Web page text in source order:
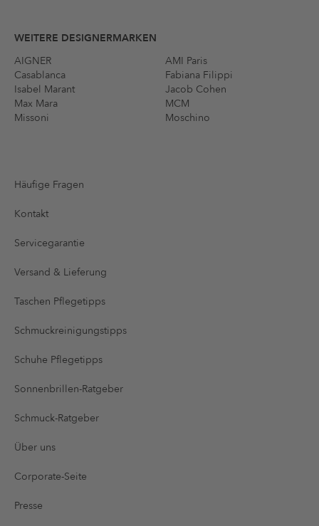
WEITERE DESIGNERMARKEN
AIGNER
AMI Paris
Casablanca
Fabiana Filippi
Isabel Marant
Jacob Cohen
Max Mara
MCM
Missoni
Moschino
Häufige Fragen
Kontakt
Servicegarantie
Versand & Lieferung
Taschen Pflegetipps
Schmuckreinigungstipps
Schuhe Pflegetipps
Sonnenbrillen-Ratgeber
Schmuck-Ratgeber
Über uns
Corporate-Seite
Presse